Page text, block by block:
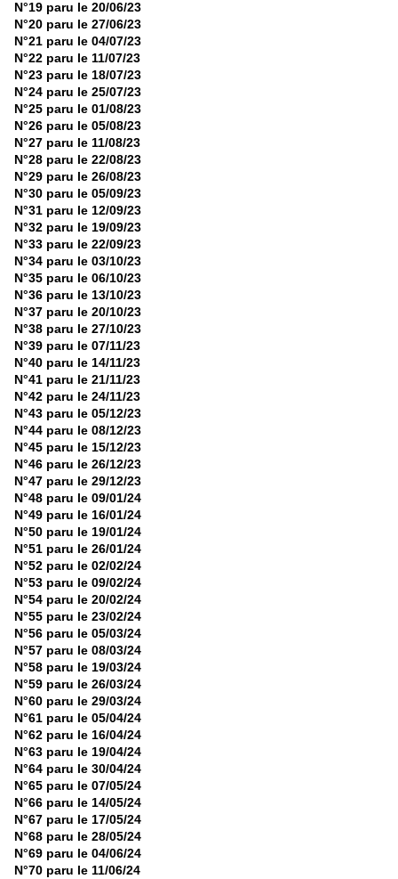
N°19 paru le 20/06/23
N°20 paru le 27/06/23
N°21 paru le 04/07/23
N°22 paru le 11/07/23
N°23 paru le 18/07/23
N°24 paru le 25/07/23
N°25 paru le 01/08/23
N°26 paru le 05/08/23
N°27 paru le 11/08/23
N°28 paru le 22/08/23
N°29 paru le 26/08/23
N°30 paru le 05/09/23
N°31 paru le 12/09/23
N°32 paru le 19/09/23
N°33 paru le 22/09/23
N°34 paru le 03/10/23
N°35 paru le 06/10/23
N°36 paru le 13/10/23
N°37 paru le 20/10/23
N°38 paru le 27/10/23
N°39 paru le 07/11/23
N°40 paru le 14/11/23
N°41 paru le 21/11/23
N°42 paru le 24/11/23
N°43 paru le 05/12/23
N°44 paru le 08/12/23
N°45 paru le 15/12/23
N°46 paru le 26/12/23
N°47 paru le 29/12/23
N°48 paru le 09/01/24
N°49 paru le 16/01/24
N°50 paru le 19/01/24
N°51 paru le 26/01/24
N°52 paru le 02/02/24
N°53 paru le 09/02/24
N°54 paru le 20/02/24
N°55 paru le 23/02/24
N°56 paru le 05/03/24
N°57 paru le 08/03/24
N°58 paru le 19/03/24
N°59 paru le 26/03/24
N°60 paru le 29/03/24
N°61 paru le 05/04/24
N°62 paru le 16/04/24
N°63 paru le 19/04/24
N°64 paru le 30/04/24
N°65 paru le 07/05/24
N°66 paru le 14/05/24
N°67 paru le 17/05/24
N°68 paru le 28/05/24
N°69 paru le 04/06/24
N°70 paru le 11/06/24